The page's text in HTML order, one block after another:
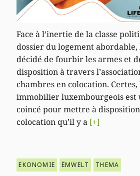
Face à l’inertie de la classe
dossier du logement
décidé de fourbir les armes et
disposition à travers
chambres en colocation.
immobilier luxembourgeois est
coincé pour mettre à
colocation qu’il y a [+]
EKONOMIE ËMWELT THEMA